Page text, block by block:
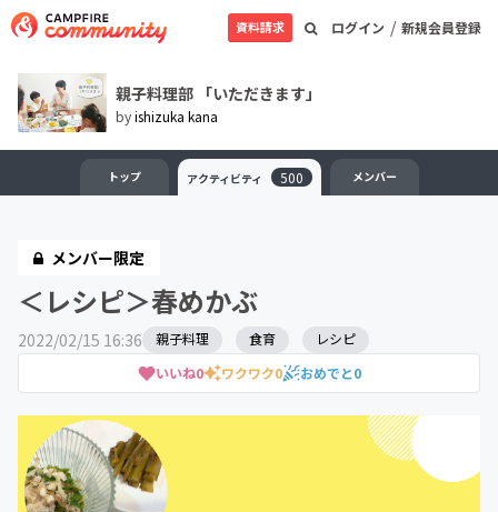
ログイン / 新規会員登録
資料請求
親子料理部 「いただきます」
byishizuka kana
トップ アクティビティ 500 メンバー
メンバー限定
＜レシピ＞春めかぶ
2022/02/15 16:36
いいね0 ワクワク0 おめでと0
親子料理 食育 レシピ